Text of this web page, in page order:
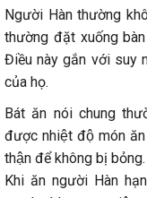
Người Hàn thường
thường đặt xuống
Điều này gắn với suy
của họ.
Bát ăn nói chung
được nhiệt độ món
thận để không bị bỏng.
Khi ăn người Hàn